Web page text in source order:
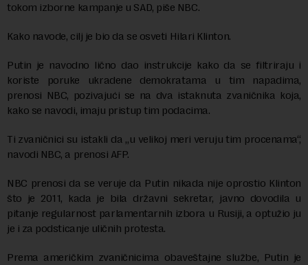
tokom izborne kampanje u SAD, piše NBC.
Kako navode, cilj je bio da se osveti Hilari Klinton.
Putin je navodno lično dao instrukcije kako da se filtriraju i
koriste poruke ukradene demokratama u tim napadima,
prenosi NBC, pozivajući se na dva istaknuta zvaničnika koja,
kako se navodi, imaju pristup tim podacima.
Ti zvaničnici su istakli da „u velikoj meri veruju tim procenama“,
navodi NBC, a prenosi AFP.
NBC prenosi da se veruje da Putin nikada nije oprostio Klinton
što je 2011, kada je bila državni sekretar, javno dovodila u
pitanje regularnost parlamentarnih izbora u Rusiji, a optužio ju
je i za podsticanje uličnih protesta.
Prema američkim zvaničnicima obaveštajne službe, Putin je